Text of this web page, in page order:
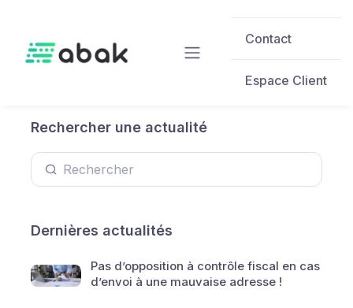
Contact
Espace Client
Rechercher une actualité
Dernières actualités
Pas d’opposition à contrôle fiscal en cas
d’envoi à une mauvaise adresse !